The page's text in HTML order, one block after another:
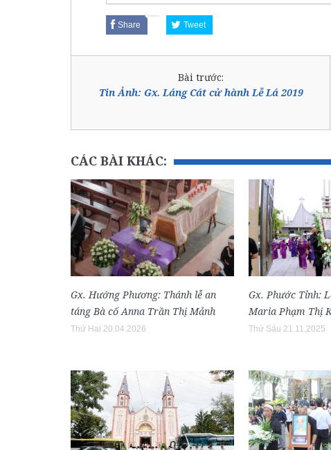
Share Tweet
Bài trước:
Tin Ảnh: Gx. Láng Cát cử hành Lễ Lá 2019
CÁC BÀI KHÁC:
Gx. Hướng Phương: Thánh lễ an
táng Bà cố Anna Trần Thị Mảnh
Thứ Hai 20.04.2026
Gx. Phước Tỉnh:
Maria Phạm Thị
Thứ Sáu 21.11.2025